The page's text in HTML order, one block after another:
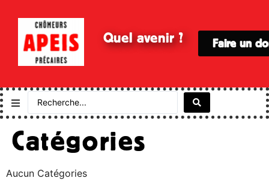
Quel avenir ? Faire un
Catégories
Aucun Catégories